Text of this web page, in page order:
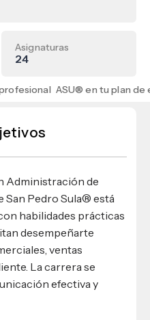
Pedro Sula,
y Administrativos
Asignaturas
24
Administración de
San Pedro Sula® está
habilidades prácticas
desempeñarte
ventas
La carrera se
efectiva y